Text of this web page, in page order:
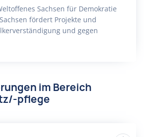
Sachsen für Demokratie
fördert Projekte und
und gegen
im Bereich
pflege